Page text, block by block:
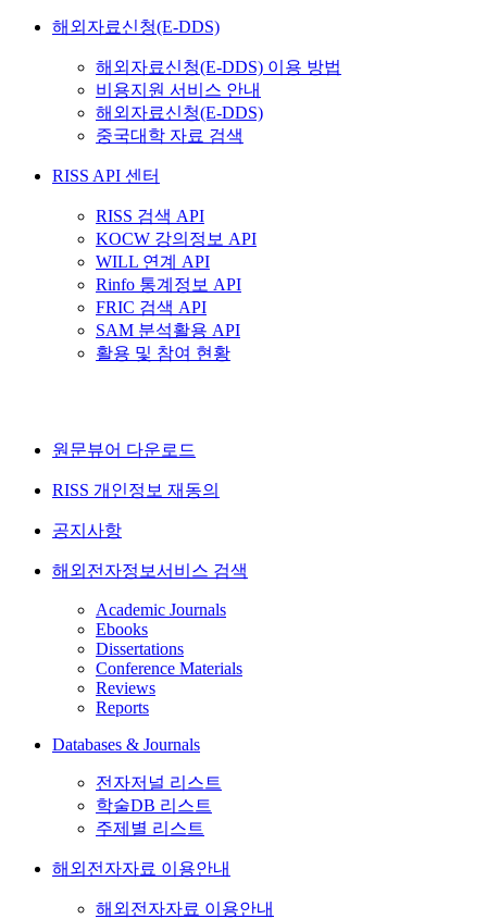
해외자료신청(E-DDS)
해외자료신청(E-DDS) 이용 방법
비용지원 서비스 안내
해외자료신청(E-DDS)
중국대학 자료 검색
RISS API 센터
RISS 검색 API
KOCW 강의정보 API
WILL 연계 API
Rinfo 통계정보 API
FRIC 검색 API
SAM 분석활용 API
활용 및 참여 현황
원문뷰어 다운로드
RISS 개인정보 재동의
공지사항
해외전자정보서비스 검색
Academic Journals
Ebooks
Dissertations
Conference Materials
Reviews
Reports
Databases & Journals
전자저널 리스트
학술DB 리스트
주제별 리스트
해외전자자료 이용안내
해외전자자료 이용안내